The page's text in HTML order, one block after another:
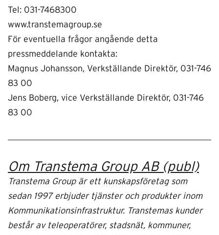
Tel: 031-7468300
www.transtemagroup.se
För eventuella frågor angående detta
pressmeddelande kontakta:
Magnus Johansson, Verkställande Direktör, 031-746
83 00
Jens Boberg, vice Verkställande Direktör, 031-746
83 00
Om Transtema Group AB (publ)
Transtema Group är ett kunskapsföretag som
sedan 1997 erbjuder tjänster och produkter inom
Kommunikationsinfrastruktur. Transtemas kunder
består av teleoperatörer, stadsnät, kommuner,